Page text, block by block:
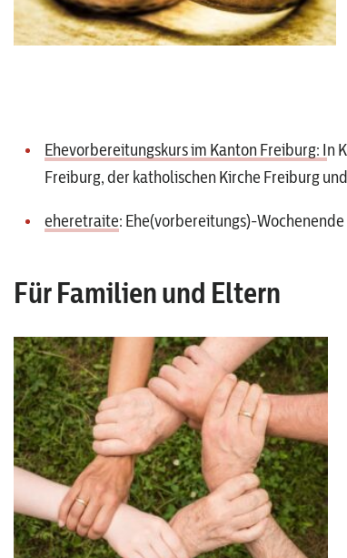
Ehevorbereitungskurs im Kanton Freiburg: In
Freiburg, der katholischen Kirche Freiburg
eheretraite: Ehe(vorbereitungs)-
Für Familien und Eltern